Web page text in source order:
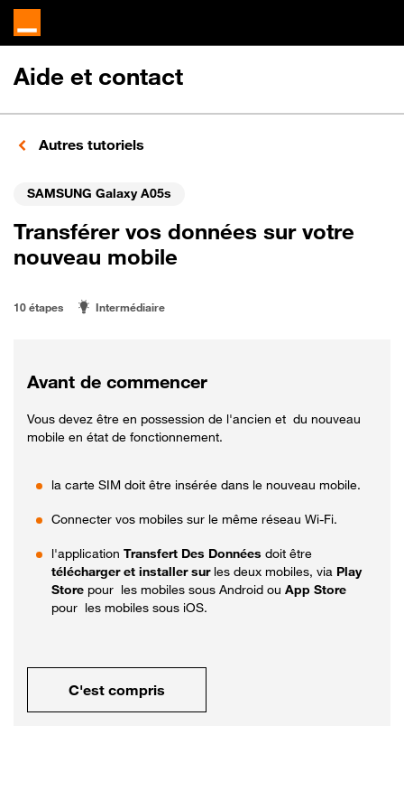
Aide et contact
Autres tutoriels
SAMSUNG Galaxy A05s
Transférer vos données sur votre
nouveau mobile
10 étapes Intermédiaire
Avant de commencer
Vous devez être en possession de l'ancien et du nouveau
mobile en état de fonctionnement.
la carte SIM doit être insérée dans le nouveau mobile.
Connecter vos mobiles sur le même réseau Wi-Fi.
l'application Transfert Des Données doit être
télécharger et installer sur les deux mobiles, via Play
Store pour les mobiles sous Android ou App Store
pour les mobiles sous iOS.
C'est compris